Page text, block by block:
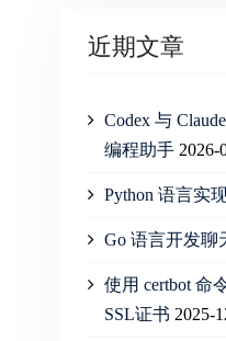
近期文章
Codex 与
编程助手 2026-
Python 语言实
Go 语言开发聊
使用 certbot 命
SSL证书 2025-